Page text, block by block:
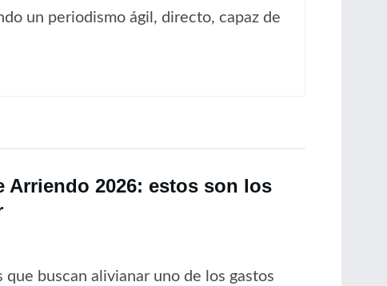
un periodismo ágil, directo, capaz de
2026: estos son los
buscan alivianar uno de los gastos